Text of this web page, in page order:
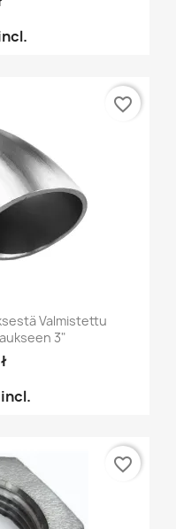
Valmistettu
3"
favorite_border
favorite_border